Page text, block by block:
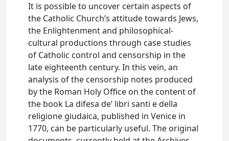
It is possible to uncover certain aspects of
the Catholic Church’s attitude towards Jews,
the Enlightenment and philosophical-
cultural productions through case studies
of Catholic control and censorship in the
late eighteenth century. In this vein, an
analysis of the censorship notes produced
by the Roman Holy Office on the content of
the book La difesa de’ libri santi e della
religione giudaica, published in Venice in
1770, can be particularly useful. The original